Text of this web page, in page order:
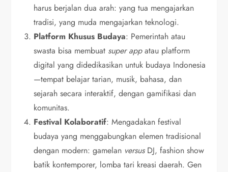
harus berjalan dua arah: yang tua mengajarkan
tradisi, yang muda mengajarkan teknologi.
Platform Khusus Budaya: Pemerintah atau
swasta bisa membuat super appatau platform
digital yang didedikasikan untuk budaya Indonesia
—tempat belajar tarian, musik, bahasa, dan
sejarah secara interaktif, dengan gamifikasi dan
komunitas.
Festival Kolaboratif: Mengadakan festival
budaya yang menggabungkan elemen tradisional
dengan modern: gamelan versusDJ, fashion show
batik kontemporer, lomba tari kreasi daerah. Gen